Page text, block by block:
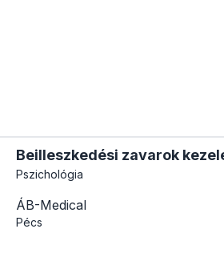
Beilleszkedési zavarok
Pszichológia
ÁB-Medical
Pécs